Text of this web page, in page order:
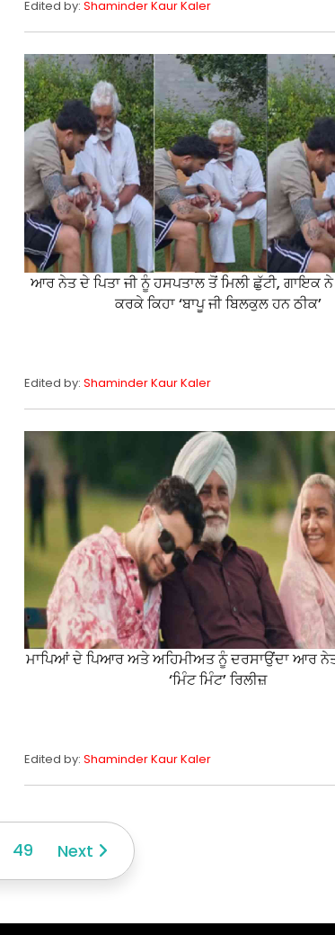
Edited by:Shaminder Kaur Kaler
ਆਰ ਨੇਤ ਦੇ ਪਿਤਾ ਜੀ ਨੂੰ ਹਸਪਤਾਲ ਤੋਂ ਮਿਲੀ ਛੁੱਟੀ, ਗਾਇਕ ਨੇ
ਕਰਕੇ ਕਿਹਾ ‘ਬਾਪੂ ਜੀ ਬਿਲਕੁਲ ਹਨ ਠੀਕ’
Edited by:Shaminder Kaur Kaler
ਮਾਪਿਆਂ ਦੇ ਪਿਆਰ ਅਤੇ ਅਹਿਮੀਅਤ ਨੂੰ ਦਰਸਾਉਂਦਾ ਆਰ ਨੇਤ
‘ਮਿੰਟ ਮਿੰਟ’ ਰਿਲੀਜ਼
Edited by:Shaminder Kaur Kaler
49 Next